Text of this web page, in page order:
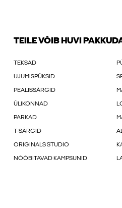
TEILE VÕIB HUVI
TEKSAD
UJUMISPÜKSID
PEALISSÄRGID
ÜLIKONNAD
PARKAD
T-SÄRGID
ORIGINALS STUDIO
NÖÖBITAVAD KAMPSUNID